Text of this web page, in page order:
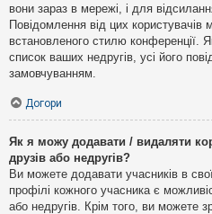
вони зараз в мережі, і для
Повідомлення від цих користувачів
встановленого стилю конференції.
список ваших недругів, усі його
замовчуванням.
Догори
Як я можу додавати / видаляти
друзів або недругів?
Ви можете додавати учасників в
профілі кожного учасника є
або недругів. Крім того, ви можете